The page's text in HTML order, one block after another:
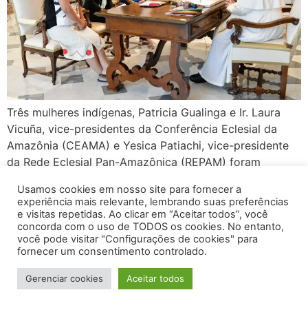
Três mulheres indígenas, Patricia Gualinga e Ir. Laura
Vicuña, vice-presidentes da Conferência Eclesial da
Amazônia (CEAMA) e Yesica Patiachi, vice-presidente
da Rede Eclesial Pan-Amazônica (REPAM) foram
desta quinta-feira, 1º de junho. No início de março, as
três indígenas amazônicas enviaram uma carta,
entregue pessoalmente ao “vovô Francisco” […]
2026 - Amazônia Empreendedora - Todos os Direitos
Reservados
Usamos cookies em nosso site para fornecer a
experiência mais relevante, lembrando suas preferências
e visitas repetidas. Ao clicar em “Aceitar todos”, você
concorda com o uso de TODOS os cookies. No entanto,
você pode visitar "Configurações de cookies" para
fornecer um consentimento controlado.
Gerenciar cookies Aceitar todos